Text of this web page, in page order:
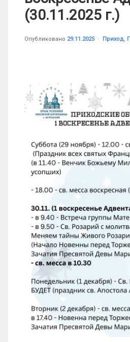
(30.11.2025 г.)
Опубликовано 29.11.2025
от
Рубрики:
Приход,